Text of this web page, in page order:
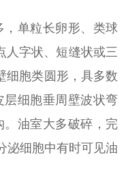
单粒长卵形、类球
人字状、短缝状或三
细胞类圆形，具多数
细胞垂周壁波状弯
。油室大多破碎，完
泌细胞中有时可见油